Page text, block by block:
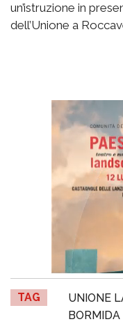
un’istruzione in
dell’Unione a
TAG
UNIONE
BORMIDA